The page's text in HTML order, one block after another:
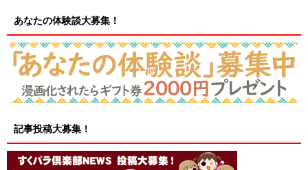
あなたの体験談大募集！
記事投稿大募集！